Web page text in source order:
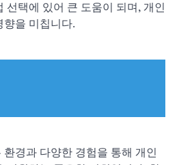
선택에 있어 큰 도움이 되며, 개인
향을 미칩니다.
경과 다양한 경험을 통해 개인